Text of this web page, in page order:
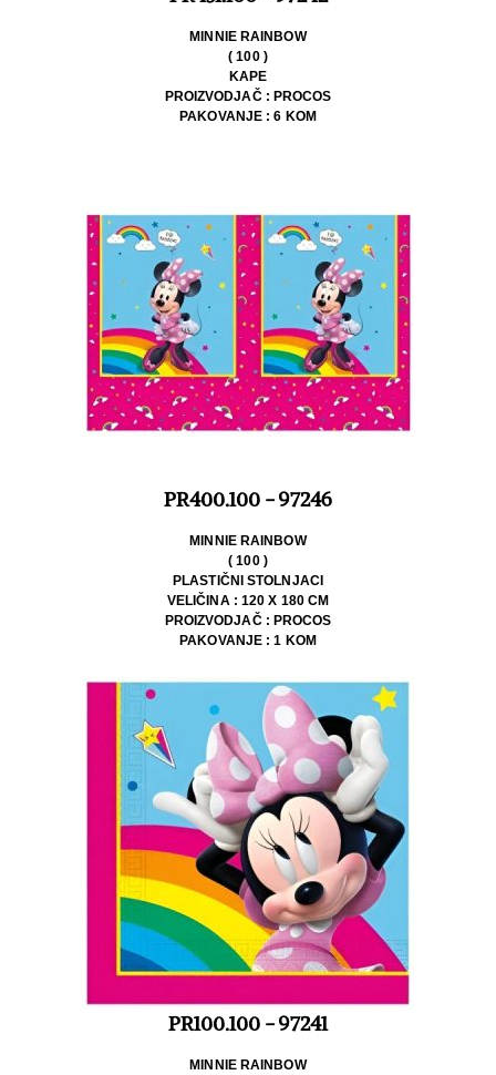
MINNIE RAINBOW
( 100 )
KAPE
PROIZVODJAČ : PROCOS
PAKOVANJE : 6 KOM
PR400.100 - 97246
MINNIE RAINBOW
( 100 )
PLASTIČNI STOLNJACI
VELIČINA : 120 X 180 CM
PROIZVODJAČ : PROCOS
PAKOVANJE : 1 KOM
PR100.100 - 97241
MINNIE RAINBOW